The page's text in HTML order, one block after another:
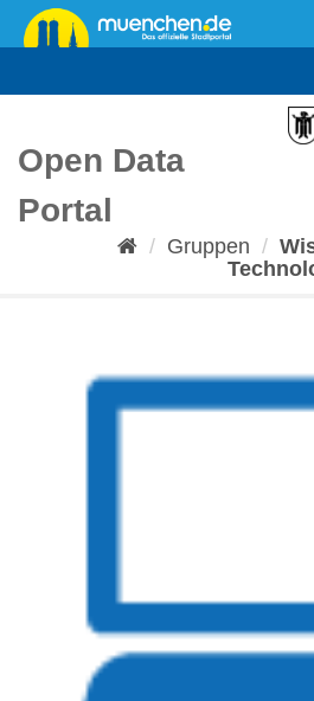
Überspringen
zum
Open Data
Portal
Gruppen